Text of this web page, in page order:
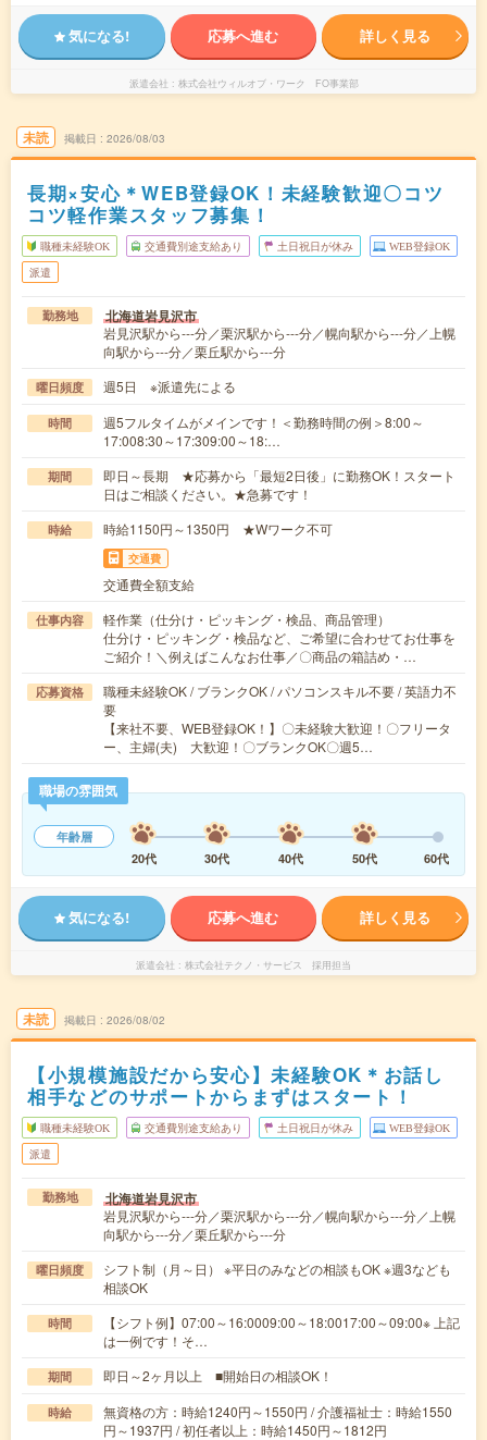
気になる! 応募へ進む 詳しく見る
派遣会社 株式会社ウィルオブ・ワーク FO事業部
未読 掲載日 2026/08/03
長期×安心＊WEB登録OK！未経験歓迎〇コツ
コツ軽作業スタッフ募集！
職種未経験OK 交通費別途支給あり 土日祝日が休み WEB登録OK
派遣
勤務地 北海道岩見沢市
岩見沢駅から---分／栗沢駅から---分／幌向駅から---分／上幌
向駅から---分／栗丘駅から---分
曜日頻度 週5日 ※派遣先による
時間
週5フルタイムがメインです！＜勤務時間の例＞8:00～
17:008:30～17:309:00～18:…
期間
即日～長期 ★応募から「最短2日後」に勤務OK！スタート
日はご相談ください。★急募です！
時給 時給1150円～1350円 ★Wワーク不可
交通費
交通費全額支給
仕事内容
軽作業（仕分け・ピッキング・検品、商品管理）
仕分け・ピッキング・検品など、ご希望に合わせてお仕事を
ご紹介！＼例えばこんなお仕事／〇商品の箱詰め・…
応募資格
職種未経験OK / ブランクOK / パソコンスキル不要 / 英語力不
要
【来社不要、WEB登録OK！】〇未経験大歓迎！〇フリータ
ー、主婦(夫) 大歓迎！〇ブランクOK〇週5…
職場の雰囲気
年齢層
20代
30代 40代 50代 60代
気になる! 応募へ進む 詳しく見る
派遣会社 株式会社テクノ・サービス 採用担当
未読 掲載日 2026/08/02
【小規模施設だから安心】未経験OK＊お話し
相手などのサポートからまずはスタート！
職種未経験OK 交通費別途支給あり 土日祝日が休み WEB登録OK
派遣
勤務地 北海道岩見沢市
岩見沢駅から---分／栗沢駅から---分／幌向駅から---分／上幌
向駅から---分／栗丘駅から---分
曜日頻度
シフト制（月～日） ※平日のみなどの相談もOK ※週3なども
相談OK
時間
【シフト例】07:00～16:0009:00～18:0017:00～09:00※ 上記
は一例です！そ…
期間 即日～2ヶ月以上 ■開始日の相談OK！
時給
無資格の方：時給1240円～1550円 / 介護福祉士：時給1550
円～1937円 / 初任者以上：時給1450円～1812円